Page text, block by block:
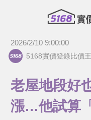
2026/2/10 9:00:00
5168實價登錄比價
老屋地段好
漲…他試算